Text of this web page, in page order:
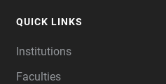
QUICK LINKS
Institutions
Faculties